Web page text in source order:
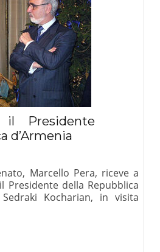
Presidente
d’Armenia
Marcello Pera, riceve a
Presidente della Repubblica
Sedraki Kocharian, in visita